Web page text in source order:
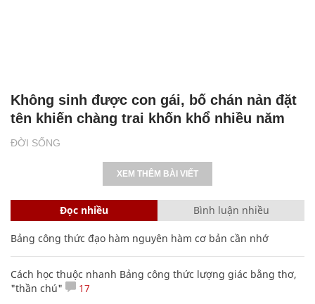
ĐỜI SỐNG
Không sinh được con gái, bố chán nản đặt
tên khiến chàng trai khốn khổ nhiều năm
XEM THÊM BÀI VIẾT
Đọc nhiều Bình luận nhiều
Bảng công thức đạo hàm nguyên hàm cơ bản cần nhớ
Cách học thuộc nhanh Bảng công thức lượng giác bằng thơ,
"thần chú"
17